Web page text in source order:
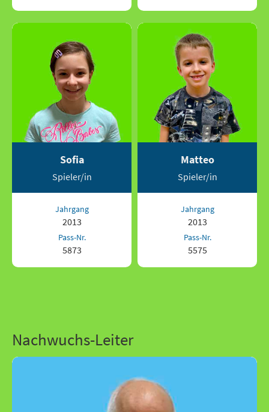
Sofia
Spieler/in
Jahrgang
2013
Pass-Nr.
5873
Matteo
Spieler/in
Jahrgang
2013
Pass-Nr.
5575
Nachwuchs-Leiter